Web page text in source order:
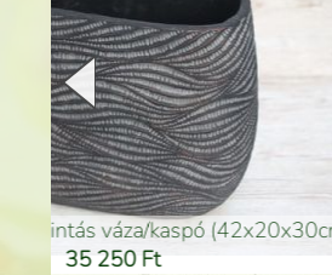
arany színű kerámia váza (40x26cm)
32 250 Ft